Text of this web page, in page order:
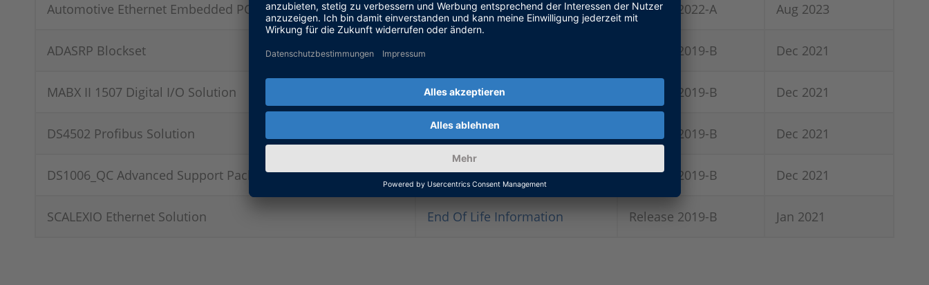
Automotive Ethernet Embedded PC Bundle End Of Life Information Release 2022-A Aug 2023
ADASRP Blockset Release 2019-B Dec 2021
MABX II 1507 Digital I/O Solution End Of Life Information Release 2019-B Dec 2021
DS4502 Profibus Solution End Of Life Information Release 2019-B Dec 2021
DS1006_QC Advanced Support Package End Of Life Information Release 2019-B Dec 2021
SCALEXIO Ethernet Solution End Of Life Information Release 2019-B Jan 2021